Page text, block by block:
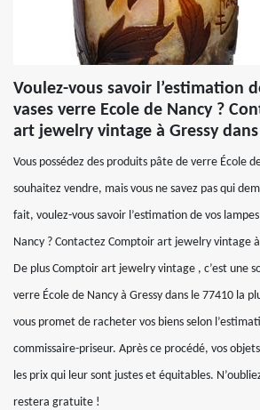
Voulez-vous savoir l’estimation
vases verre Ecole de Nancy ?
art jewelry vintage à Gressy
Vous possédez des produits pâte de verre École
souhaitez vendre, mais vous ne savez pas qui
fait, voulez-vous savoir l’estimation de vos
Nancy ? Contactez Comptoir art jewelry vintage
De plus Comptoir art jewelry vintage , c’est une
verre École de Nancy à Gressy dans le 77410 la
vous promet de racheter vos biens selon
commissaire-priseur. Après ce procédé, vos
les prix qui leur sont justes et équitables.
restera gratuite !